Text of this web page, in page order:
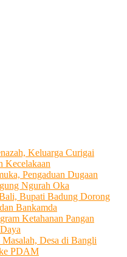
Keluarga Curigai
Kecelakaan
Pengaduan Dugaan
Ngurah Oka
Bupati Badung Dorong
Bankamda
Ketahanan Pangan
Desa di Bangli
PDAM